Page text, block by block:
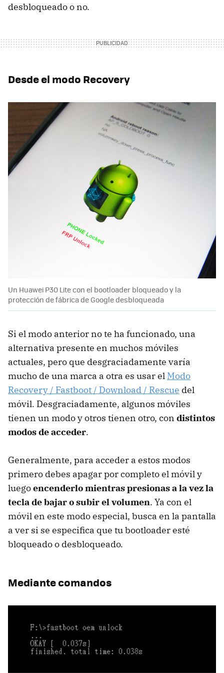
desbloqueado o no.
Desde el modo Recovery
Un Huawei P30 Lite con el bootloader bloqueado y la
protección de fábrica de Google desbloqueada
Si el modo anterior no te ha funcionado, una
alternativa presente en muchos móviles
actuales, pero que desgraciadamente varía
mucho de una marca a otra es usar el Modo
Recovery / Fastboot / Download / Rescue del
móvil. Desgraciadamente, algunos móviles
tienen un modo y otros tienen otro, con distintos
modos de acceder.
Generalmente, para acceder a estos modos
primero debes apagar por completo el móvil y
luegoencenderlo mientras presionas a la vez la
tecla de bajar o subir el volumen. Ya con el
móvil en este modo especial, busca en la pantalla
a ver si se especifica que tu bootloader esté
bloqueado o desbloqueado.
Mediante comandos